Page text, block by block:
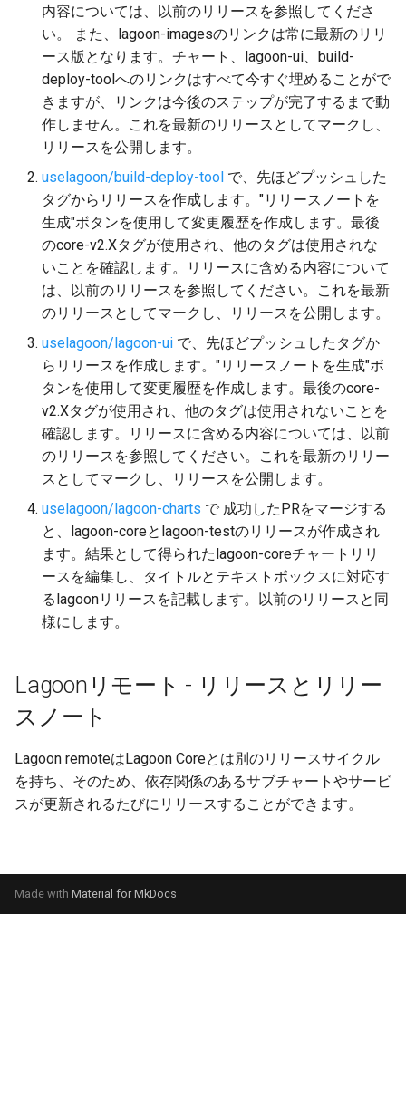
内容については、以前のリリースを参照してくださ
い。 また、lagoon-imagesのリンクは常に最新のリリ
ース版となります。チャート、lagoon-ui、build-
deploy-toolへのリンクはすべて今すぐ埋めることがで
きますが、リンクは今後のステップが完了するまで動
作しません。これを最新のリリースとしてマークし、
リリースを公開します。
uselagoon/build-deploy-tool で、先ほどプッシュした
タグからリリースを作成します。"リリースノートを
生成"ボタンを使用して変更履歴を作成します。最後
のcore-v2.Xタグが使用され、他のタグは使用されな
いことを確認します。リリースに含める内容について
は、以前のリリースを参照してください。これを最新
のリリースとしてマークし、リリースを公開します。
uselagoon/lagoon-ui で、先ほどプッシュしたタグか
らリリースを作成します。"リリースノートを生成"ボ
タンを使用して変更履歴を作成します。最後のcore-
v2.Xタグが使用され、他のタグは使用されないことを
確認します。リリースに含める内容については、以前
のリリースを参照してください。これを最新のリリー
スとしてマークし、リリースを公開します。
uselagoon/lagoon-charts で 成功したPRをマージする
と、lagoon-coreとlagoon-testのリリースが作成され
ます。結果として得られたlagoon-coreチャートリリ
ースを編集し、タイトルとテキストボックスに対応す
るlagoonリリースを記載します。以前のリリースと同
様にします。
Lagoonリモート - リリースとリリー
スノート
Lagoon remoteはLagoon Coreとは別のリリースサイクル
を持ち、そのため、依存関係のあるサブチャートやサービ
スが更新されるたびにリリースすることができます。
Made with Material for MkDocs